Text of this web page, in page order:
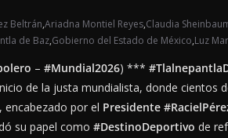
Beltrán,Ariadna Montiel Reyes,Claudia
de Baz,Gobierno del Estado de México,Luz
– #Mundial2026) ***
de la justa mundialista, donde cientos
encabezado por el Presidente
su papel como #DestinoDeportivo de